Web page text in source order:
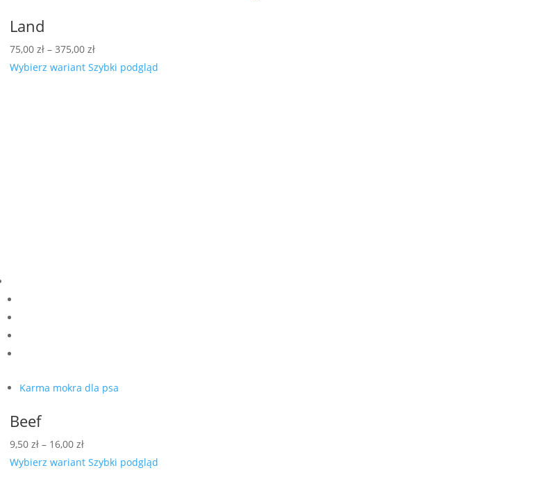
Land
75,00 zł – 375,00 złZakres
cen:
Wybierz wariant Szybki podgląd
Karma mokra dla psa
Beef
9,50 zł – 16,00 złZakres
cen:
Wybierz wariant Szybki podgląd